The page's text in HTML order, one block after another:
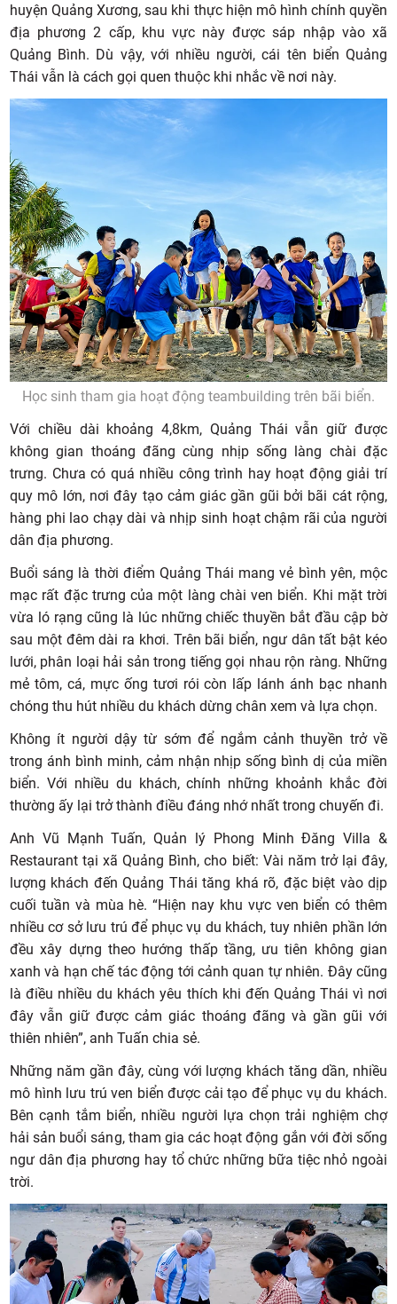
huyện Quảng Xương, sau khi thực hiện mô hình chính quyền
địa phương 2 cấp, khu vực này được sáp nhập vào xã
Quảng Bình. Dù vậy, với nhiều người, cái tên biển Quảng
Thái vẫn là cách gọi quen thuộc khi nhắc về nơi này.
Học sinh tham gia hoạt động teambuilding trên bãi biển.
Với chiều dài khoảng 4,8km, Quảng Thái vẫn giữ được
không gian thoáng đãng cùng nhịp sống làng chài đặc
trưng. Chưa có quá nhiều công trình hay hoạt động giải trí
quy mô lớn, nơi đây tạo cảm giác gần gũi bởi bãi cát rộng,
hàng phi lao chạy dài và nhịp sinh hoạt chậm rãi của người
dân địa phương.
Buổi sáng là thời điểm Quảng Thái mang vẻ bình yên, mộc
mạc rất đặc trưng của một làng chài ven biển. Khi mặt trời
vừa ló rạng cũng là lúc những chiếc thuyền bắt đầu cập bờ
sau một đêm dài ra khơi. Trên bãi biển, ngư dân tất bật kéo
lưới, phân loại hải sản trong tiếng gọi nhau rộn ràng. Những
mẻ tôm, cá, mực ống tươi rói còn lấp lánh ánh bạc nhanh
chóng thu hút nhiều du khách dừng chân xem và lựa chọn.
Không ít người dậy từ sớm để ngắm cảnh thuyền trở về
trong ánh bình minh, cảm nhận nhịp sống bình dị của miền
biển. Với nhiều du khách, chính những khoảnh khắc đời
thường ấy lại trở thành điều đáng nhớ nhất trong chuyến đi.
Anh Vũ Mạnh Tuấn, Quản lý Phong Minh Đăng Villa &
Restaurant tại xã Quảng Bình, cho biết: Vài năm trở lại đây,
lượng khách đến Quảng Thái tăng khá rõ, đặc biệt vào dịp
cuối tuần và mùa hè. “Hiện nay khu vực ven biển có thêm
nhiều cơ sở lưu trú để phục vụ du khách, tuy nhiên phần lớn
đều xây dựng theo hướng thấp tầng, ưu tiên không gian
xanh và hạn chế tác động tới cảnh quan tự nhiên. Đây cũng
là điều nhiều du khách yêu thích khi đến Quảng Thái vì nơi
đây vẫn giữ được cảm giác thoáng đãng và gần gũi với
thiên nhiên”, anh Tuấn chia sẻ.
Những năm gần đây, cùng với lượng khách tăng dần, nhiều
mô hình lưu trú ven biển được cải tạo để phục vụ du khách.
Bên cạnh tắm biển, nhiều người lựa chọn trải nghiệm chợ
hải sản buổi sáng, tham gia các hoạt động gắn với đời sống
ngư dân địa phương hay tổ chức những bữa tiệc nhỏ ngoài
trời.